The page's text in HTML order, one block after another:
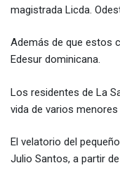
magistrada Licda.
Además de que estos
Edesur dominicana.
Los residentes de La
vida de varios
El velatorio del
Julio Santos, a partir